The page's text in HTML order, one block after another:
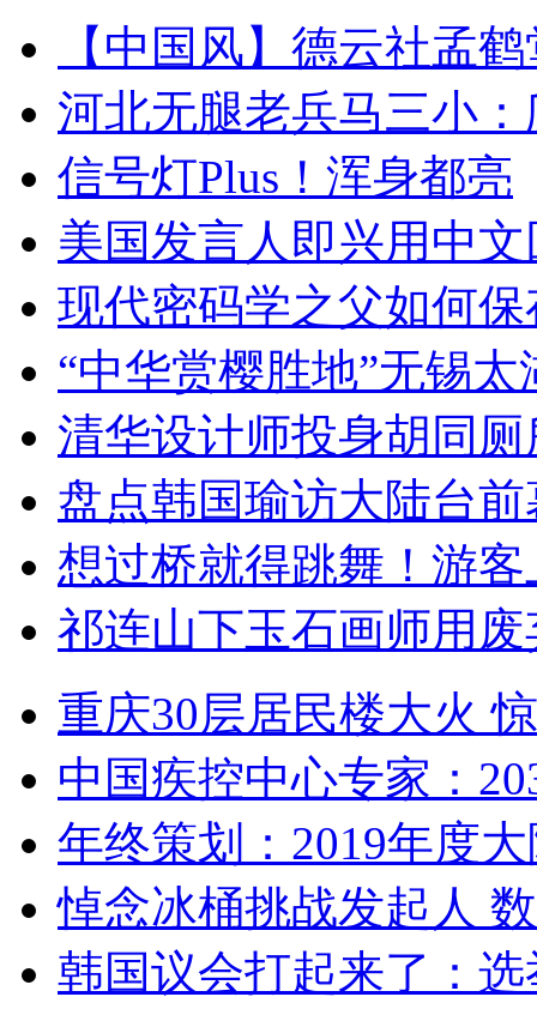
【中国风】德云社孟
河北无腿老兵马三小
信号灯Plus！浑身都亮
美国发言人即兴用中
现代密码学之父如何
“中华赏樱胜地”无锡
清华设计师投身胡同
盘点韩国瑜访大陆台
想过桥就得跳舞！游客
祁连山下玉石画师用
重庆30层居民楼大火
中国疾控中心专家：
年终策划：2019年度
悼念冰桶挑战发起人
韩国议会打起来了：